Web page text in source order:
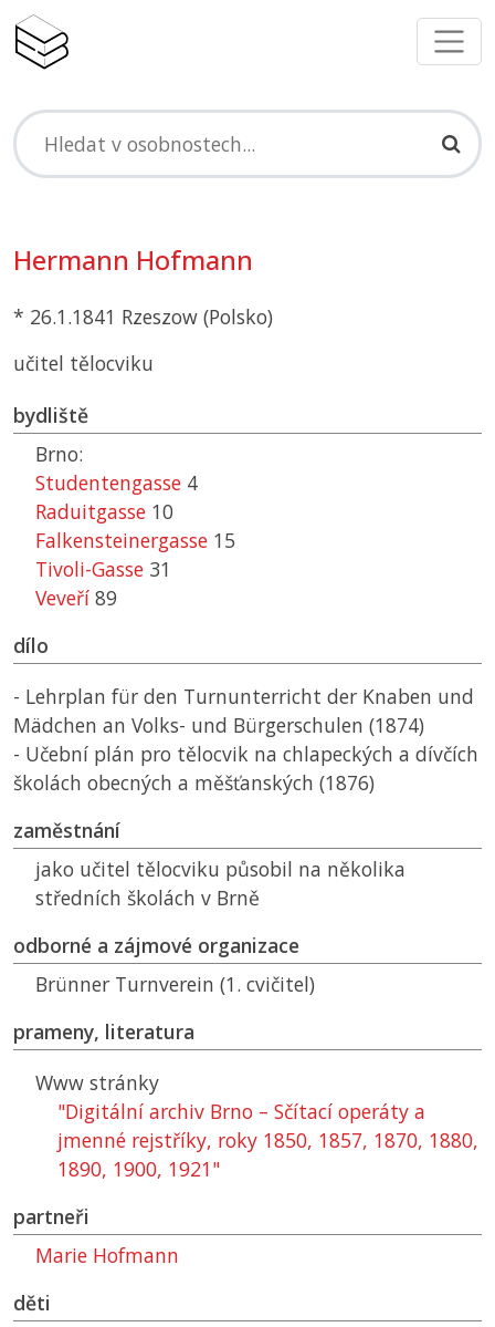
Hermann Hofmann
* 26.1.1841 Rzeszow (Polsko)
učitel tělocviku
bydliště
Brno:
Studentengasse 4
Raduitgasse 10
Falkensteinergasse 15
Tivoli-Gasse 31
Veveří 89
dílo
- Lehrplan für den Turnunterricht der Knaben und
Mädchen an Volks- und Bürgerschulen (1874)
- Učební plán pro tělocvik na chlapeckých a dívčích
školách obecných a měšťanských (1876)
zaměstnání
jako učitel tělocviku působil na několika
středních školách v Brně
odborné a zájmové organizace
Brünner Turnverein (1. cvičitel)
prameny, literatura
Www stránky
"Digitální archiv Brno – Sčítací operáty a
jmenné rejstříky, roky 1850, 1857, 1870, 1880,
1890, 1900, 1921"
partneři
Marie Hofmann
děti